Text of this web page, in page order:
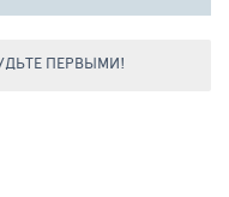
ПЕРВЫМИ!